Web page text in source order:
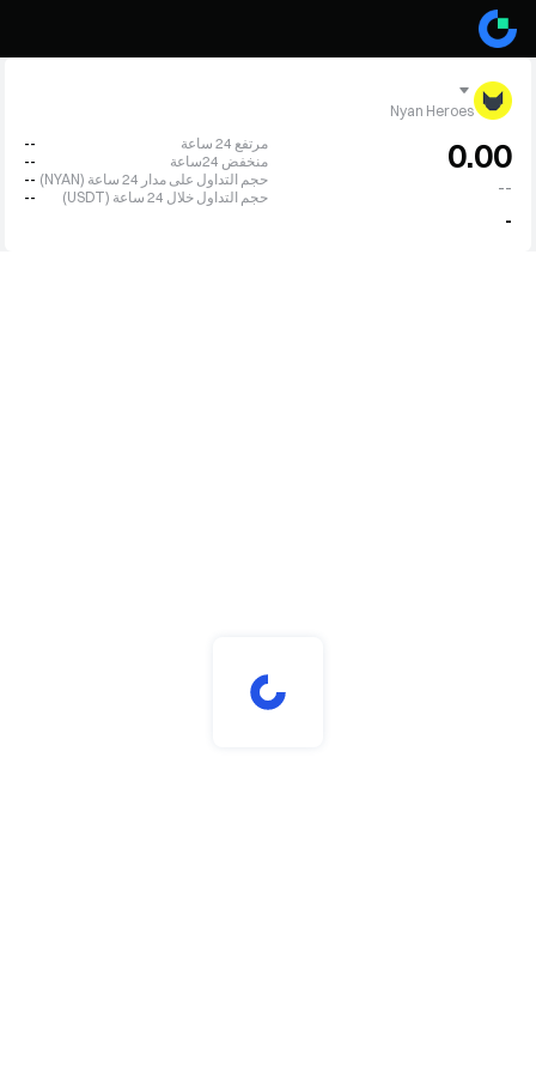
Nyan Heroes
0.00
--
-
مرتفع 24 ساعة
--
منخفض 24ساعة
--
حجم التداول على مدار 24 ساعة (NYAN)
--
حجم التداول خلال 24 ساعة (USDT)
--